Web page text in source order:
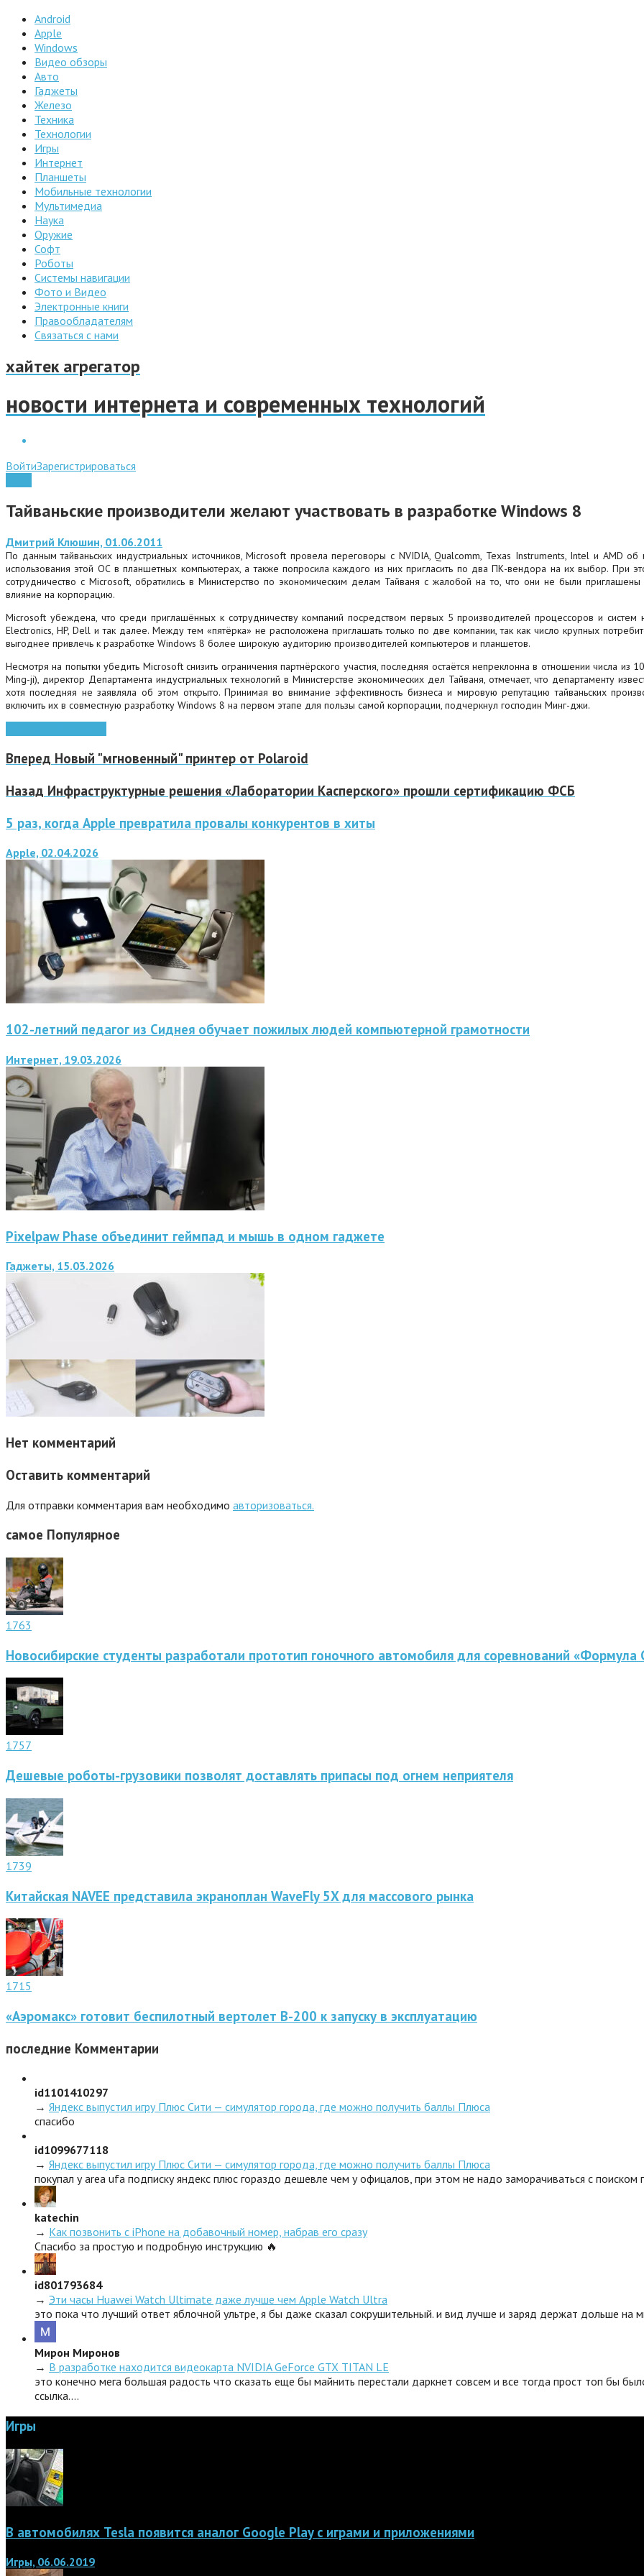
Android
Apple
Windows
Видео обзоры
Авто
Гаджеты
Железо
Техника
Технологии
Игры
Интернет
Планшеты
Мобильные технологии
Мультимедиа
Наука
Оружие
Софт
Роботы
Системы навигации
Фото и Видео
Электронные книги
Правообладателям
Связаться с нами
хайтек агрегатор
новости интернета и современных технологий
ВойтиЗарегистрироваться
Тайваньские производители желают участвовать в разработке Windows 8
Дмитрий Клюшин, 01.06.2011
По данным тайваньских индустриальных источников, Microsoft провела переговоры с NVIDIA, Qualcomm, Texas Instruments, Intel и AMD
использования этой ОС в планшетных компьютерах, а также попросила каждого из них пригласить по два ПК-вендора на их выбор. При
сотрудничество с Microsoft, обратились в Министерство по экономическим делам Тайваня с жалобой на то, что они не были приглашены
влияние на корпорацию.
Microsoft убеждена, что среди приглашённых к сотрудничеству компаний посредством первых 5 производителей процессоров и
Electronics, HP, Dell и так далее. Между тем «пятёрка» не расположена приглашать только по две компании, так как число крупных
выгоднее привлечь к разработке Windows 8 более широкую аудиторию производителей компьютеров и планшетов.
Несмотря на попытки убедить Microsoft снизить ограничения партнёрского участия, последняя остаётся непреклонна в отношении числа
Ming-ji), директор Департамента индустриальных технологий в Министерстве экономических дел Тайваня, отмечает, что департаменту
хотя последняя не заявляла об этом открыто.Принимая во внимание эффективность бизнеса и мировую репутацию тайваньских
включить их в совместную разработку Windows 8 на первом этапе для пользы самой корпорации, подчеркнул господин Минг-джи.
Вперед Новый "мгновенный" принтер от Polaroid
Назад Инфраструктурные решения «Лаборатории Касперского» прошли сертификацию ФСБ
5 раз, когда Apple превратила провалы конкурентов в хиты
Apple, 02.04.2026
102-летний педагог из Сиднея обучает пожилых людей компьютерной грамотности
Интернет, 19.03.2026
Pixelpaw Phase объединит геймпад и мышь в одном гаджете
Гаджеты, 15.03.2026
Нет комментарий
Оставить комментарий
Для отправки комментария вам необходимо авторизоваться.
самое Популярное
1763
Новосибирские студенты разработали прототип гоночного автомобиля для соревнований «Формула
1757
Дешевые роботы-грузовики позволят доставлять припасы под огнем неприятеля
1739
Китайская NAVEE представила экраноплан WaveFly 5X для массового рынка
1715
«Аэромакс» готовит беспилотный вертолет В-200 к запуску в эксплуатацию
последние Комментарии
id1101410297
→ Яндекс выпустил игру Плюс Сити — симулятор города, где можно получить баллы Плюса
спасибо
id1099677118
→ Яндекс выпустил игру Плюс Сити — симулятор города, где можно получить баллы Плюса
покупал у area ufa подписку яндекс плюс гораздо дешевле чем у офицалов, при этом не надо заморачиваться с поиском
katechin
→ Как позвонить с iPhone на добавочный номер, набрав его сразу
Спасибо за простую и подробную инструкцию 🔥
id801793684
→ Эти часы Huawei Watch Ultimate даже лучше чем Apple Watch Ultra
это пока что лучший ответ яблочной ультре, я бы даже сказал сокрушительный. и вид лучше и заряд держат дольше на
Мирон Миронов
→ В разработке находится видеокарта NVIDIA GeForce GTX TITAN LE
это конечно мега большая радость что сказать еще бы майнить перестали даркнет совсем и все тогда прост топ бы
ссылка.…
Игры
В автомобилях Tesla появится аналог Google Play с играми и приложениями
Игры, 06.06.2019